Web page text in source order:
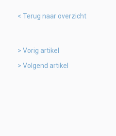
Terug naar overzicht
Vorig artikel
Volgend artikel